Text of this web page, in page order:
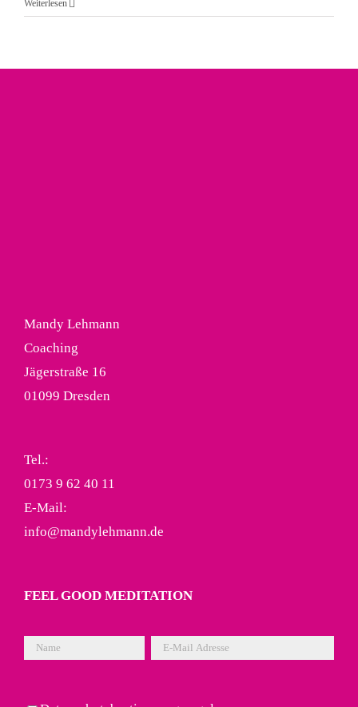
Weiterlesen
Mandy Lehmann
Coaching
Jägerstraße 16
01099 Dresden
Tel.:
0173 9 62 40 11
E-Mail:
info@mandylehmann.de
FEEL GOOD MEDITATION